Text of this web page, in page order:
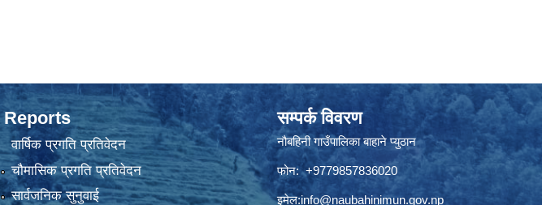
Reports
वार्षिक प्रगति प्रतिवेदन
चौमासिक प्रगति प्रतिवेदन
सार्वजनिक सुनुवाई
सम्पर्क विवरण
नौबहिनी गाउँपालिका बाहाने प्युठान
फोन: +9779857836020
इमेल:info@naubahinimun.gov.np